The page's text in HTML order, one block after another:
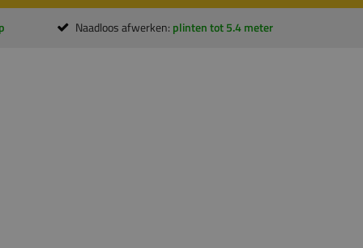
Naadloos afwerken: plinten tot 5.4 meter